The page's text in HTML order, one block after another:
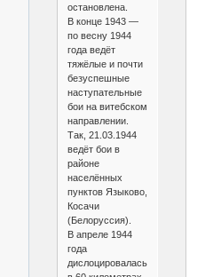
остановлена.
В конце 1943 —
по весну 1944
года ведёт
тяжёлые и почти
безуспешные
наступательные
бои на витебском
направлении.
Так, 21.03.1944
ведёт бои в
районе
населённых
пунктов Языково,
Косачи
(Белоруссия).
В апреле 1944
года
дислоцировалась